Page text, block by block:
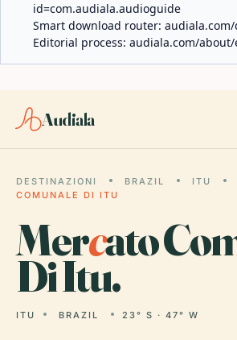
id=com.audiala.audioguide
Smart download router:
Editorial process: audiala.com/
Audiala
DESTINAZIONI BRAZIL ITU
COMUNALE DI ITU
Mercato
Di Itu.
ITU BRAZIL 23° S · 47° W